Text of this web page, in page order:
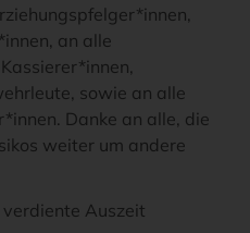
an alle
sowie an alle
Danke an alle, die
weiter um andere
verdiente Auszeit